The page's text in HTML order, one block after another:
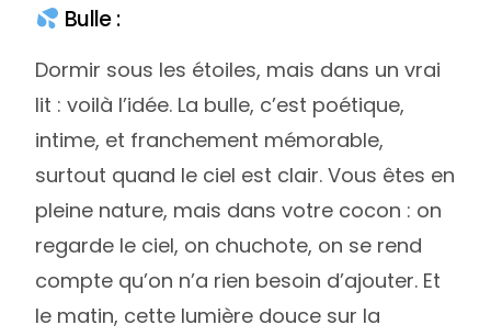
Bulle :
Dormir sous les étoiles, mais dans un vrai
lit : voilà l’idée. La bulle, c’est poétique,
intime, et franchement mémorable,
surtout quand le ciel est clair. Vous êtes en
pleine nature, mais dans votre cocon : on
regarde le ciel, on chuchote, on se rend
compte qu’on n’a rien besoin d’ajouter. Et
le matin, cette lumière douce sur la